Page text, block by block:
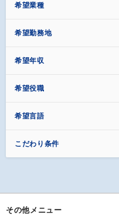
希望業種
希望勤務地
希望年収
希望役職
希望言語
こだわり条件
その他メニュー